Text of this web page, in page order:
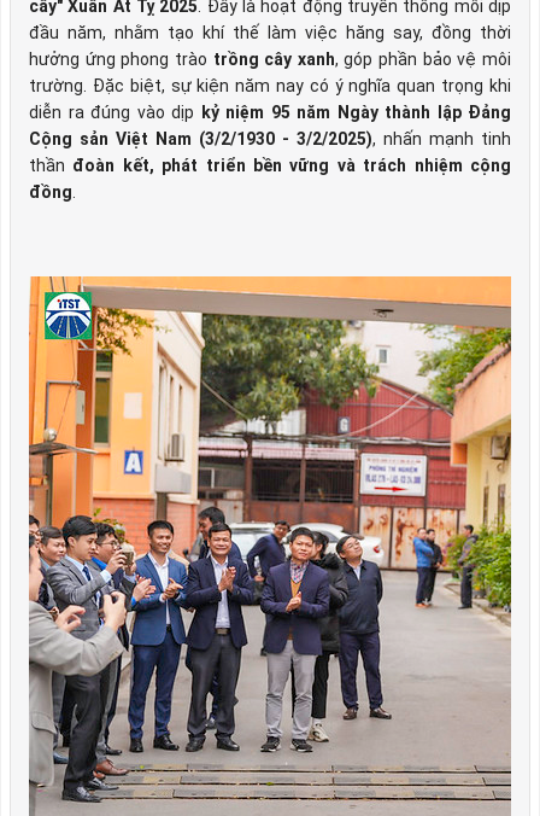
cây" Xuân Ất Tỵ 2025 . Đây là hoạt động truyền thống mỗi dịp
đầu năm, nhằm tạo khí thế làm việc hăng say, đồng thời
hưởng ứng phong trào trồng cây xanh, góp phần bảo vệ môi
trường. Đặc biệt, sự kiện năm nay có ý nghĩa quan trọng khi
diễn ra đúng vào dịp
kỷ niệm 95 năm Ngày thành lập Đảng
Cộng sản Việt Nam (3/2/1930 - 3/2/2025), nhấn mạnh tinh
thần đoàn kết, phát triển bền vững và trách nhiệm cộng
đồng